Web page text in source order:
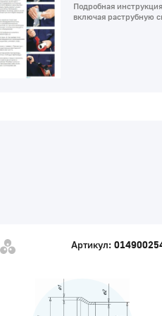
Подробная
включая раструбную
Артикул: